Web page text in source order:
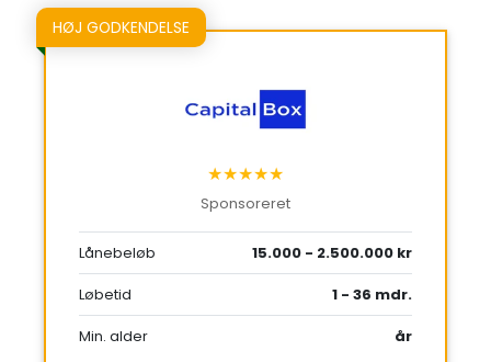
HØJ GODKENDELSE
★★★★★
Sponsoreret
Lånebeløb
15.000 - 2.500.000 kr
Løbetid
1 - 36 mdr.
Min. alder
år